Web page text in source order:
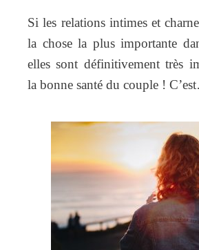
Si les relations intimes et
la chose la plus importante
elles sont définitivement très
la bonne santé du couple !